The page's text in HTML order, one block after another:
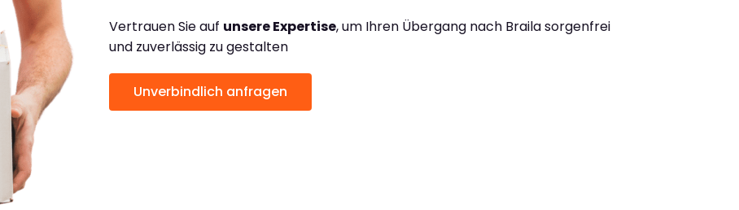
Vertrauen Sie auf unsere Expertise, um Ihren Übergang nach Braila sorgenfrei
und zuverlässig zu gestalten
Unverbindlich anfragen